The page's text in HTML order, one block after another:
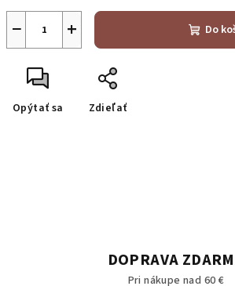
+
− Do
Opýtať sa Zdieľať
DOPRAVA
Pri nákupe nad 60 €